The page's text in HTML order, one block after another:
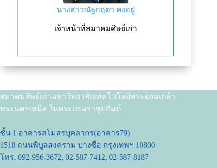
นางสาวณัฐกฤตา คงอยู่
เจ้าหน้าที่สมาคมศิษย์เก่า
สมาคมศิษย์เก่ามหาวิทยาลัยเทคโนโลยีพระจอมเกล้า
พระนครเหนือ ในพระบรมราชูปถัมภ์
ชั้น 1 อาคารสโมสรบุคลากร(อาคาร79)
1518 ถนนพิบูลสงคราม บางซื่อ กรุงเทพฯ 10800
โทร. 092-956-3672, 02-587-7412, 02-587-8187